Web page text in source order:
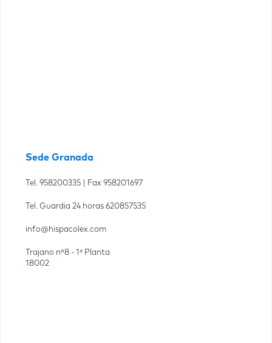
Sede Granada
Tel. 958200335 | Fax 958201697
Tel. Guardia 24 horas 620857535
info@hispacolex.com
Trajano nº8 - 1ª Planta
18002